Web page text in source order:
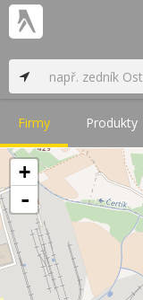
Firmy Produkty
+
-